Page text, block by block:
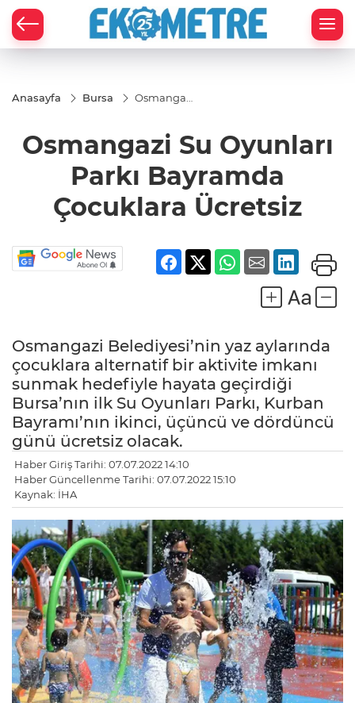
Anasayfa Bursa
Osmangazi
Bayramda
Ücretsiz
Osmangazi Su Oyunları
Parkı Bayramda
Çocuklara Ücretsiz
Osmangazi Belediyesi’nin yaz aylarında
çocuklara alternatif bir aktivite imkanı
sunmak hedefiyle hayata geçirdiği
Bursa’nın ilk Su Oyunları Parkı, Kurban
Bayramı’nın ikinci, üçüncü ve dördüncü
günü ücretsiz olacak.
Haber Giriş Tarihi: 07.07.2022 14:10
Haber Güncellenme Tarihi: 07.07.2022 15:10
Kaynak: İHA